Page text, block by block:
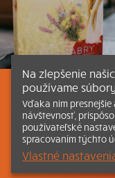
Listovať
Kontakt
© 2026
funguje aj vďaka
Na zlepšenie
používame
Vďaka nim
návštevnosť,
používateľské
spracovaním týchto
Vlastné